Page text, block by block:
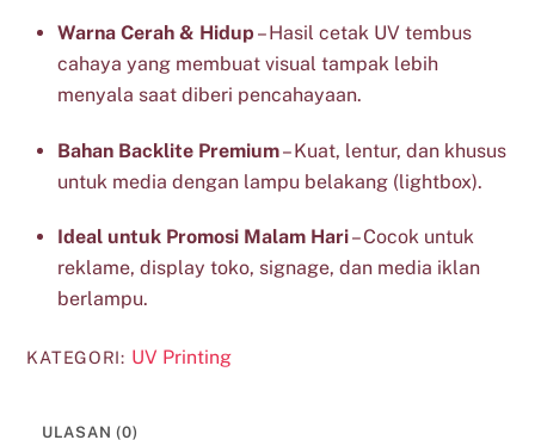
Warna Cerah & Hidup – Hasil cetak UV tembus
cahaya yang membuat visual tampak lebih
menyala saat diberi pencahayaan.
Bahan Backlite Premium– Kuat, lentur, dan khusus
untuk media dengan lampu belakang (lightbox).
Ideal untuk Promosi Malam Hari– Cocok untuk
reklame, display toko, signage, dan media iklan
berlampu.
KATEGORI: UV Printing
ULASAN (0)